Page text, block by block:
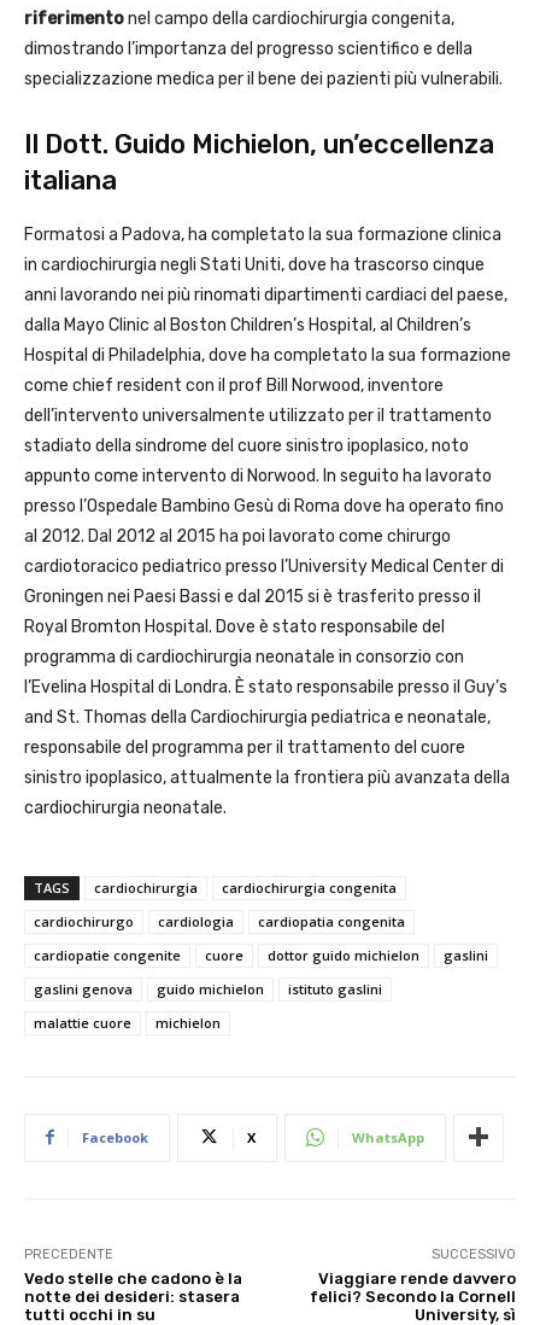
riferimentonel campo della cardiochirurgia congenita,
dimostrando l’importanza del progresso scientifico e della
specializzazione medica per il bene dei pazienti più vulnerabili.
Il Dott. Guido Michielon, un’eccellenza
italiana
Formatosi a Padova, ha completato la sua formazione clinica
in cardiochirurgia negli Stati Uniti, dove ha trascorso cinque
anni lavorando nei più rinomati dipartimenti cardiaci del paese,
dalla Mayo Clinic al Boston Children’s Hospital, al Children’s
Hospital di Philadelphia, dove ha completato la sua formazione
come chief resident con il prof Bill Norwood, inventore
dell’intervento universalmente utilizzato per il trattamento
stadiato della sindrome del cuore sinistro ipoplasico, noto
appunto come intervento di Norwood. In seguito ha lavorato
presso l’Ospedale Bambino Gesù di Roma dove ha operato fino
al 2012. Dal 2012 al 2015 ha poi lavorato come chirurgo
cardiotoracico pediatrico presso l’University Medical Center di
Groningen nei Paesi Bassi e dal 2015 si è trasferito presso il
Royal Bromton Hospital. Dove è stato responsabile del
programma di cardiochirurgia neonatale in consorzio con
l’Evelina Hospital di Londra. È stato responsabile presso il Guy’s
and St. Thomas della Cardiochirurgia pediatrica e neonatale,
responsabile del programma per il trattamento del cuore
sinistro ipoplasico, attualmente la frontiera più avanzata della
cardiochirurgia neonatale.
TAGS cardiochirurgia
cardiochirurgia congenita
cardiochirurgo
cardiologia
cardiopatia congenita
cardiopatie congenite
cuore dottor guido michielon
gaslini
gaslini genova
guido michielon
istituto gaslini
malattie cuore
michielon
Facebook X WhatsApp
PRECEDENTE
Vedo stelle che cadono è la
notte dei desideri: stasera
tutti occhi in su
SUCCESSIVO
Viaggiare rende davvero
felici? Secondo la Cornell
University, sì